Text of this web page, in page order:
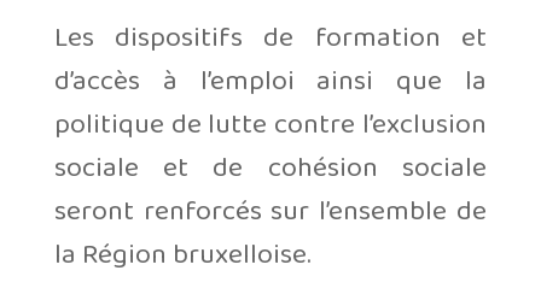
Les dispositifs de formation et
d’accès à l’emploi ainsi que la
politique de lutte contre l’exclusion
sociale et de cohésion sociale
seront renforcés sur l’ensemble de
la Région bruxelloise.